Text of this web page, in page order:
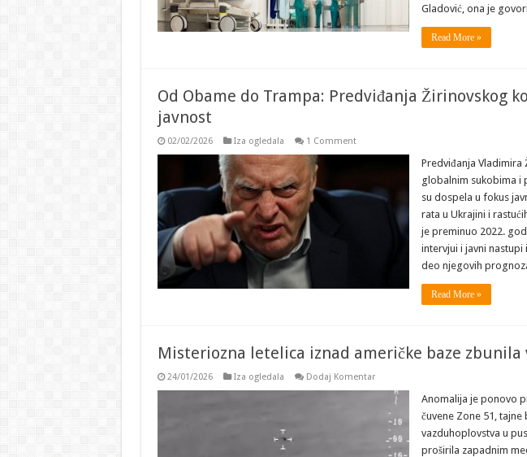
Gladović, ona je
Read More »
Od Obame do Trampa: Predviđanja Žirinovskog
javnost
02/02/2026 Iza ogledala 1 Comment
Predviđanja
globalnim sukobima i
su dospela u fokus
rata u Ukrajini i
je preminuo 2022.
intervjui i javni nastupi
deo njegovih
Read More »
Misteriozna letelica iznad američke baze zbunila
24/01/2026 Iza ogledala Dodaj Komentar
Anomalija je ponovo
čuvene Zone 51, tajne
vazduhoplovstva u
proširila zapadnim